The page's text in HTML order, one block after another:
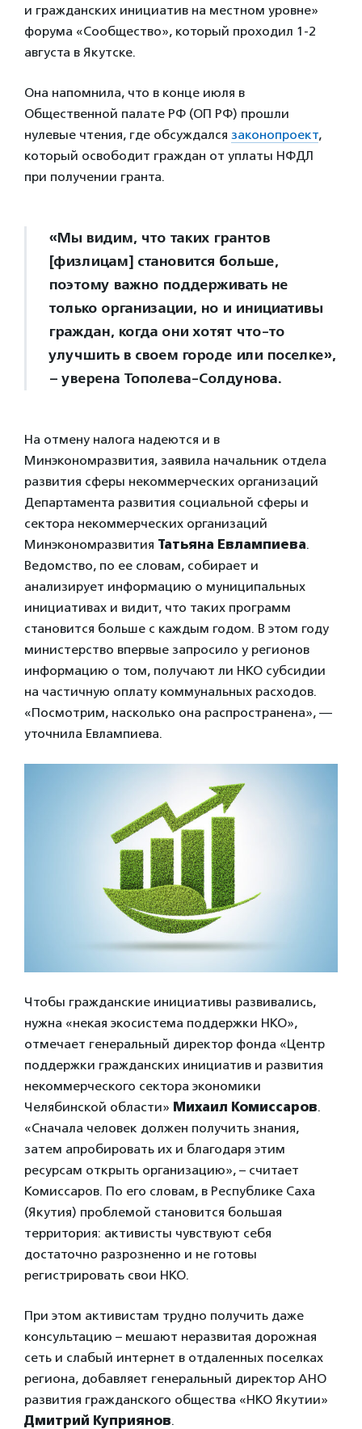
и гражданских инициатив на местном уровне»
форума «Сообщество», который проходил 1-2
августа в Якутске.
Она напомнила, что в конце июля в
Общественной палате РФ (ОП РФ) прошли
нулевые чтения, где обсуждался законопроект,
который освободит граждан от уплаты НФДЛ
при получении гранта.
«Мы видим, что таких грантов
[физлицам] становится больше,
поэтому важно поддерживать не
только организации, но и инициативы
граждан, когда они хотят что-то
улучшить в своем городе или поселке»,
– уверена Тополева-Солдунова.
На отмену налога надеются и в
Минэкономразвития, заявила начальник отдела
развития сферы некоммерческих организаций
Департамента развития социальной сферы и
сектора некоммерческих организаций
Минэкономразвития Татьяна Евлампиева.
Ведомство, по ее словам, собирает и
анализирует информацию о муниципальных
инициативах и видит, что таких программ
становится больше с каждым годом. В этом году
министерство впервые запросило у регионов
информацию о том, получают ли НКО субсидии
на частичную оплату коммунальных расходов.
«Посмотрим, насколько она распространена», —
уточнила Евлампиева.
Чтобы гражданские инициативы развивались,
нужна «некая экосистема поддержки НКО»,
отмечает генеральный директор фонда «Центр
поддержки гражданских инициатив и развития
некоммерческого сектора экономики
Челябинской области» Михаил Комиссаров.
«Сначала человек должен получить знания,
затем апробировать их и благодаря этим
ресурсам открыть организацию», – считает
Комиссаров. По его словам, в Республике Саха
(Якутия) проблемой становится большая
территория: активисты чувствуют себя
достаточно разрозненно и не готовы
регистрировать свои НКО.
При этом активистам трудно получить даже
консультацию – мешают неразвитая дорожная
сеть и слабый интернет в отдаленных поселках
региона, добавляет генеральный директор АНО
развития гражданского общества «НКО Якутии»
Дмитрий Куприянов.